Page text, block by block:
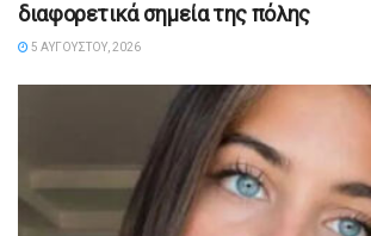
διαφορετικά σημεία της πόλης
5 ΑΥΓΟΎΣΤΟΥ, 2026